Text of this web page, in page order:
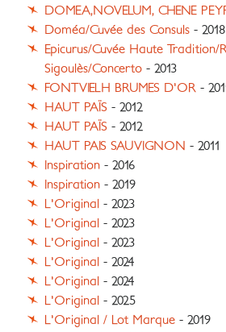
DOMEA,NOVELUM, CHENE
Doméa/Cuvée des Consuls - 2018
Epicurus/Cuvée Haute Tradition/
Sigoulès/Concerto - 2013
FONTVIELH BRUMES D'OR -
HAUT PAÏS - 2012
HAUT PAÏS - 2012
HAUT PAIS SAUVIGNON - 2011
Inspiration - 2016
Inspiration - 2019
L'Original - 2023
L'Original - 2023
L'Original - 2023
L'Original - 2024
L'Original - 2024
L'Original - 2025
L'Original / Lot Marque - 2019